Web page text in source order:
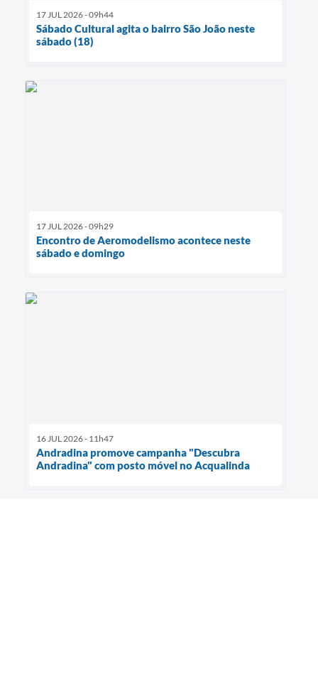
17 JUL 2026 - 09h44
Sábado Cultural agita o bairro São João neste
sábado (18)
17 JUL 2026 - 09h29
Encontro de Aeromodelismo acontece neste
sábado e domingo
16 JUL 2026 - 11h47
Andradina promove campanha "Descubra
Andradina" com posto móvel no Acqualinda